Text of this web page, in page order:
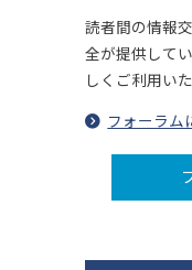
読者間の情報
全が提供して
しくご利用い
フォーラム